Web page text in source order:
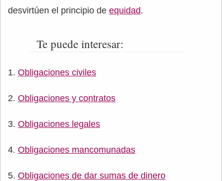
desvirtúen el principio de equidad.
Te puede interesar:
Obligaciones civiles
Obligaciones y contratos
Obligaciones legales
Obligaciones mancomunadas
Obligaciones de dar sumas de dinero